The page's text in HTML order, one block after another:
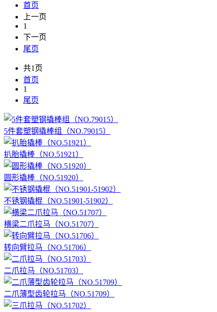
首页
上一页
1
下一页
尾页
共1页
首页
1
尾页
5件套塑钢撬棒组（NO.79015）
扒胎撬棒（NO.51921）
圆形撬棒（NO.51920）
不锈钢撬棍（NO.51901-51902）
横梁二爪拉马（NO.51707）
转向臂拉马（NO.51706）
二爪拉马（NO.51703）
二爪薄型齿轮拉马（NO.51709）